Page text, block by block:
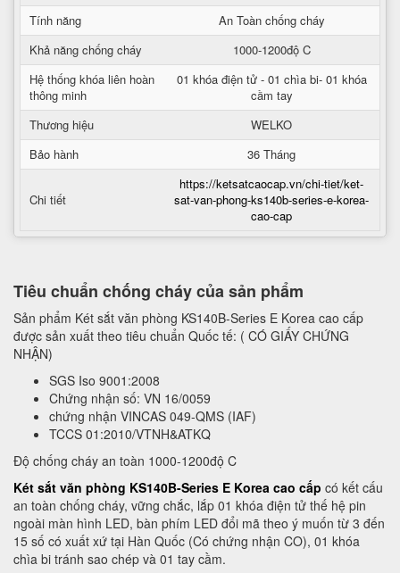
Tính năng
An Toàn chống cháy
Khả năng chống cháy
1000-1200độ C
Hệ thống khóa liên hoàn
thông minh
01 khóa điện tử - 01 chìa bi- 01 khóa
cầm tay
Thương hiệu
WELKO
Bảo hành
36 Tháng
Chi tiết
https://ketsatcaocap.vn/chi-tiet/ket-
sat-van-phong-ks140b-series-e-korea-
cao-cap
Tiêu chuẩn chống cháy của sản phẩm
Sản phẩm Két sắt văn phòng KS140B-Series E Korea cao cấp
được sản xuất theo tiêu chuẩn Quốc tế: ( CÓ GIẤY CHỨNG
NHẬN)
SGS Iso 9001:2008
Chứng nhận số: VN 16/0059
chứng nhận VINCAS 049-QMS (IAF)
TCCS 01:2010/VTNH&ATKQ
Độ chống cháy an toàn 1000-1200độ C
Két sắt văn phòng KS140B-Series E Korea cao cấp có kết cấu
an toàn chống cháy, vững chắc, lắp 01 khóa điện tử thế hệ pin
ngoài màn hình LED, bàn phím LED đổi mã theo ý muốn từ 3 đến
15 số có xuất xứ tại Hàn Quốc (Có chứng nhận CO), 01 khóa
chìa bi tránh sao chép và 01 tay cầm.